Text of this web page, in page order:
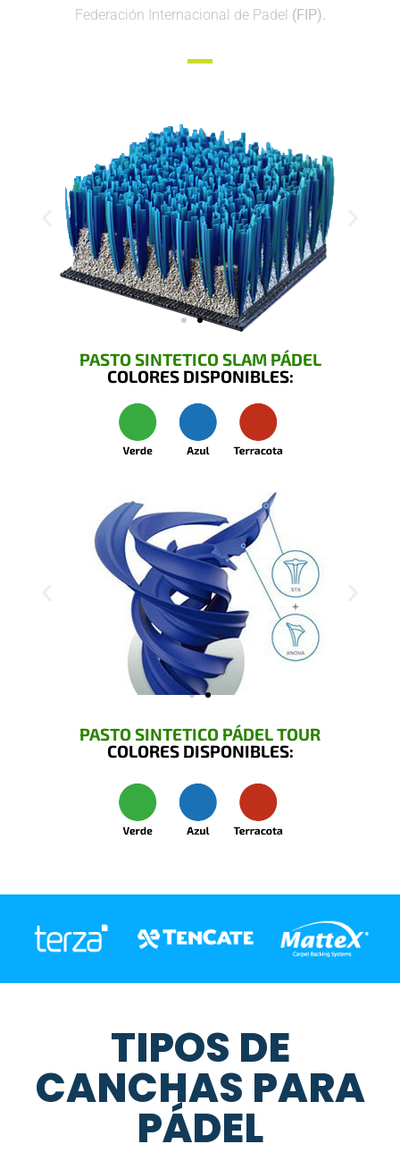
Federación Internacional de Padel (FIP).
PASTO SINTETICO SLAM PÁDEL
COLORES DISPONIBLES:
PASTO SINTETICO PÁDEL TOUR
COLORES DISPONIBLES:
TIPOS DE
CANCHAS PARA
PÁDEL